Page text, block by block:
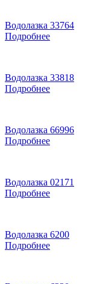
Водолазка 33764
Подробнее
Водолазка 33818
Подробнее
Водолазка 66996
Подробнее
Водолазка 02171
Подробнее
Водолазка 6200
Подробнее